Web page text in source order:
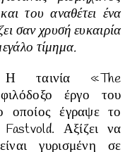
του αναθέτει ένα
σαν χρυσή ευκαιρία
τίμημα.
Η ταινία «The
έργο του
οποίος έγραψε το
Αξίζει να
γυρισμένη σε